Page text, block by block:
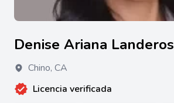
Denise Ariana Landeros
Chino, CA
Licencia verificada